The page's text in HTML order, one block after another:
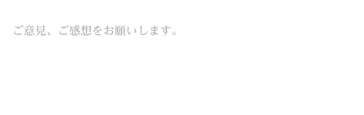
ご意見、ご感想をお願いします。